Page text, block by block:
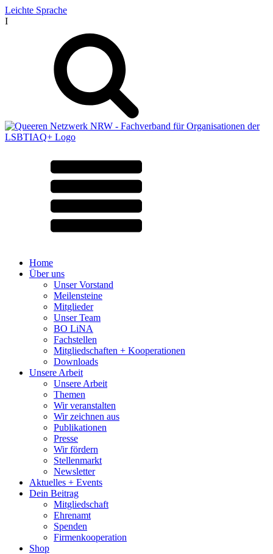
Leichte Sprache
I
Home
Über uns
Unser Vorstand
Meilensteine
Mitglieder
Unser Team
BO LiNA
Fachstellen
Mitgliedschaften + Kooperationen
Downloads
Unsere Arbeit
Unsere Arbeit
Themen
Wir veranstalten
Wir zeichnen aus
Publikationen
Presse
Wir fördern
Stellenmarkt
Newsletter
Aktuelles + Events
Dein Beitrag
Mitgliedschaft
Ehrenamt
Spenden
Firmenkooperation
Shop